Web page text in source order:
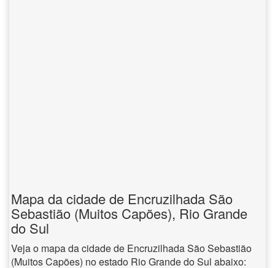
Mapa da cidade de Encruzilhada São
Sebastião (Muitos Capões), Rio Grande
do Sul
Veja o mapa da cidade de Encruzilhada São Sebastião
(Muitos Capões) no estado Rio Grande do Sul abaixo: